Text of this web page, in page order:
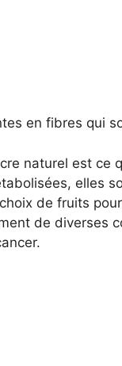
en fibres qui
naturel est ce
elles
de fruits
de diverses